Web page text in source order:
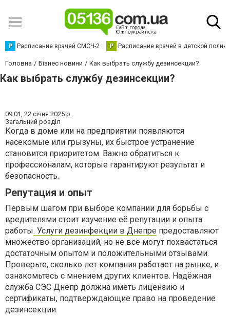
Р Расписание врачей СМСЧ-2 Р Расписание врачей в детской
Головна Бізнес новини Как выбрать службу дезинсекции?
Как выбрать службу дезинсекции?
09:01, 22 січня 2025 р.
Загальний розділ
Когда в доме или на предприятии появляются
насекомые или грызуны, их быстрое устранение
становится приоритетом. Важно обратиться к
профессионалам, которые гарантируют результат и
безопасность.
Репутация и опыт
Первым шагом при выборе компании для борьбы с
вредителями стоит изучение её репутации и опыта
работы. Услуги дезинфекции в Днепре предоставляют
множество организаций, но не все могут похвастаться
достаточным опытом и положительными отзывами.
Проверьте, сколько лет компания работает на рынке, и
ознакомьтесь с мнением других клиентов. Надёжная
служба СЭС Днепр должна иметь лицензию и
сертификаты, подтверждающие право на проведение
дезинсекции.